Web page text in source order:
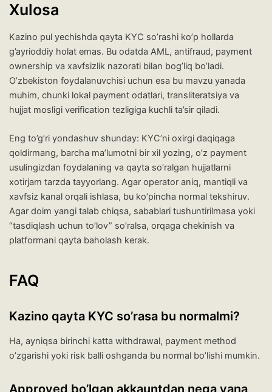
Xulosa
Kazino pul yechishda qayta KYC so’rashi ko’p hollarda
g’ayrioddiy holat emas. Bu odatda AML, antifraud, payment
ownership va xavfsizlik nazorati bilan bog’liq bo’ladi.
O’zbekiston foydalanuvchisi uchun esa bu mavzu yanada
muhim, chunki lokal payment odatlari, transliteratsiya va
hujjat mosligi verification tezligiga kuchli ta’sir qiladi.
Eng to’g’ri yondashuv shunday: KYC’ni oxirgi daqiqaga
qoldirmang, barcha ma’lumotni bir xil yozing, o’z payment
usulingizdan foydalaning va qayta so’ralgan hujjatlarni
xotirjam tarzda tayyorlang. Agar operator aniq, mantiqli va
xavfsiz kanal orqali ishlasa, bu ko’pincha normal tekshiruv.
Agar doim yangi talab chiqsa, sabablari tushuntirilmasa yoki
“tasdiqlash uchun to’lov” so’ralsa, orqaga chekinish va
platformani qayta baholash kerak.
FAQ
Kazino qayta KYC so’rasa bu normalmi?
Ha, ayniqsa birinchi katta withdrawal, payment method
o’zgarishi yoki risk balli oshganda bu normal bo’lishi mumkin.
Approved bo’lgan akkauntdan nega yana